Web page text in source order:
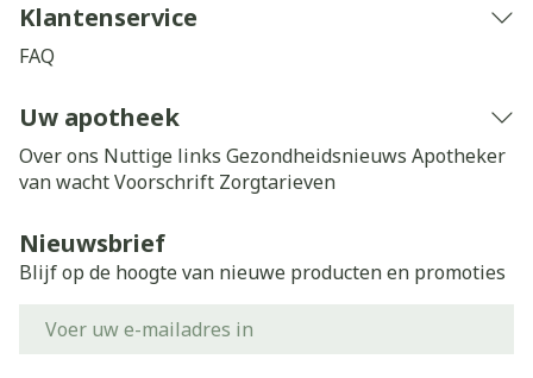
Klantenservice
FAQ
Uw apotheek
Over ons Nuttige links Gezondheidsnieuws Apotheker
van wachtVoorschrift Zorgtarieven
Nieuwsbrief
Blijf op de hoogte van nieuwe producten en promoties